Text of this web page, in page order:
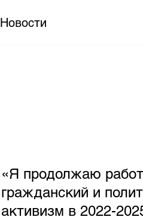
Новости
«Я продолжаю
гражданский и
активизм в 2022-